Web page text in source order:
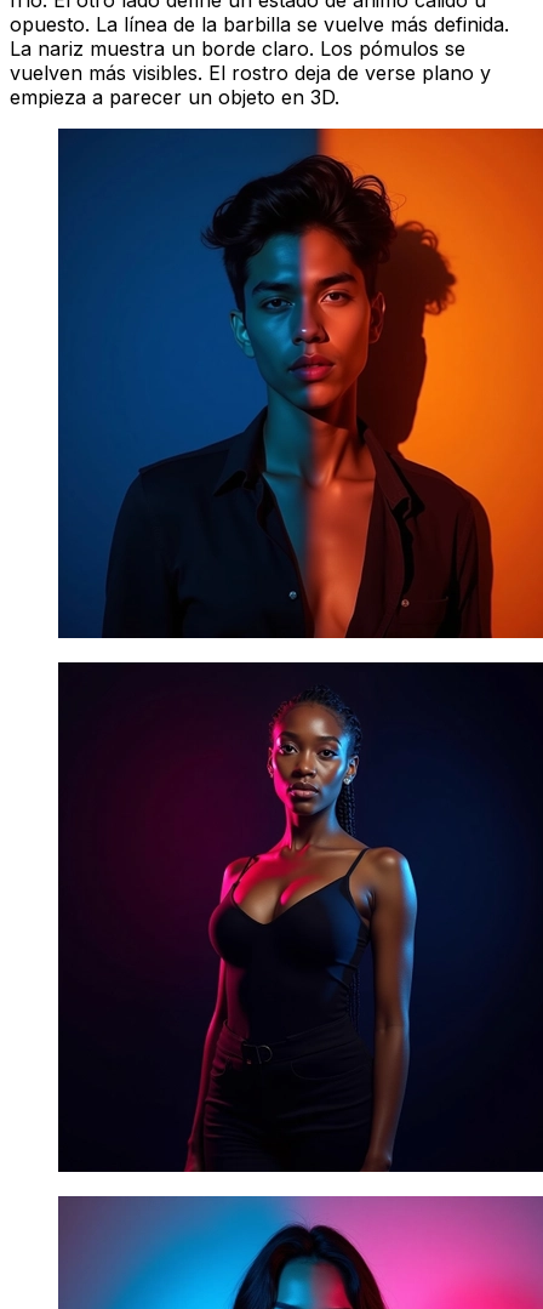
opuesto. La línea de la barbilla se vuelve más definida.
La nariz muestra un borde claro. Los pómulos se
vuelven más visibles. El rostro deja de verse plano y
empieza a parecer un objeto en 3D.